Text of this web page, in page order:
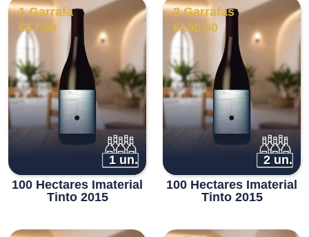
1 Garrafa
€57.00
1 un.
100 Hectares Imaterial
Tinto 2015
2 Garrafas
€100.00
2 un.
100 Hectares Imaterial
Tinto 2015